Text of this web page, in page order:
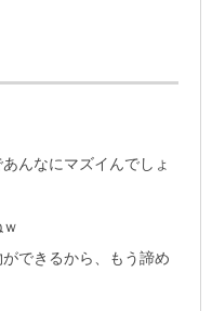
んなにマズイんでしょ
できるから、もう諦め